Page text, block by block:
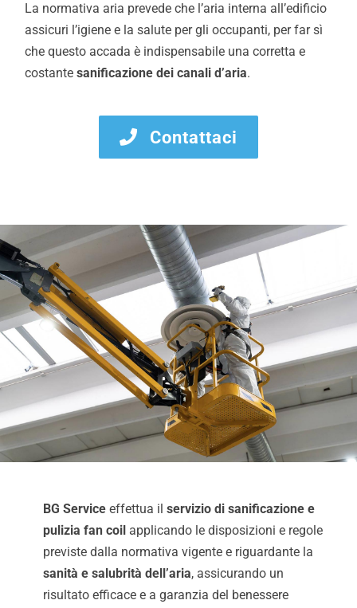
La normativa aria prevede che l’aria interna all’edificio
assicuri l’igiene e la salute per gli occupanti, per far sì
che questo accada è indispensabile una corretta e
costantesanificazione dei canali d’aria.
Contattaci
BG Serviceeffettua il servizio di sanificazione e
pulizia fan coilapplicando le disposizioni e regole
previste dalla normativa vigente e riguardante la
sanità e salubrità dell’aria, assicurando un
risultato efficace e a garanzia del benessere